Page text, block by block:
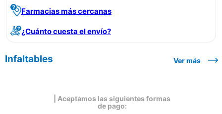
Farmacias más cercanas
¿Cuánto cuesta el envío?
Infaltables Ver más
| Aceptamos las siguientes formas
de pago: